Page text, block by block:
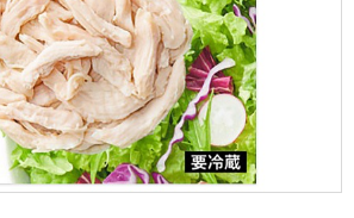
組み
ること
ることトップ
プ